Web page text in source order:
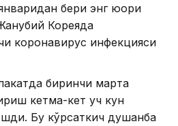
бери энг юқори
Кореяда
коронавирус инфекцияси
биринчи марта
кетма-кет уч кун
Бу кўрсаткич душанба